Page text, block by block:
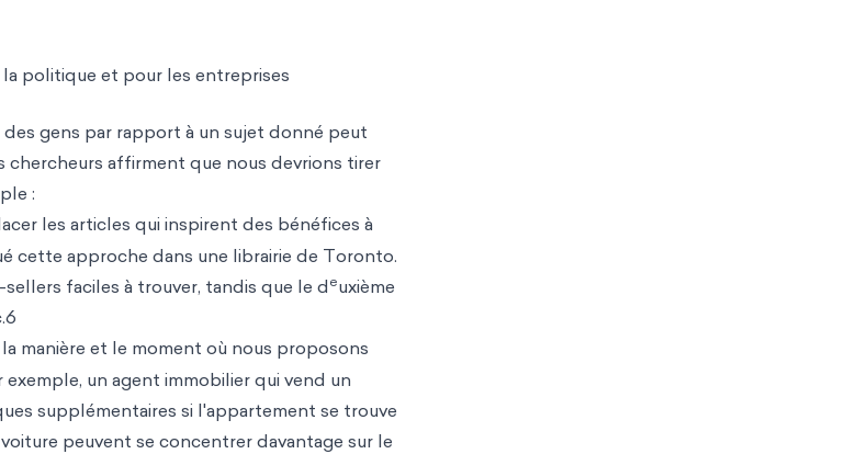
politique et pour les entreprises
gens par rapport à un sujet donné peut
chercheurs affirment que nous devrions tirer
:
les articles qui inspirent des bénéfices à
cette approche dans une librairie de Toronto.
faciles à trouver, tandis que le deuxième
manière et le moment où nous proposons
un agent immobilier qui vend un
supplémentaires si l'appartement se trouve
peuvent se concentrer davantage sur le